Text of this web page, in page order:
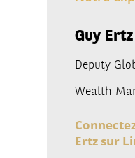
Guy Ertz
Deputy
Wealth
Ertz sur